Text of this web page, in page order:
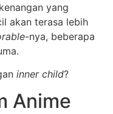
yang
akan terasa lebih
-nya, beberapa
inner child?
Anime